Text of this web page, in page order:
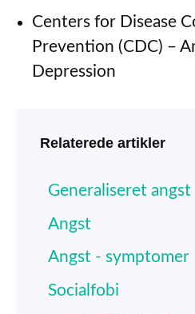
Centers for Disease
Prevention (CDC) –
Depression
Relaterede artikler
Generaliseret angst
Angst
Angst - symptomer
Socialfobi